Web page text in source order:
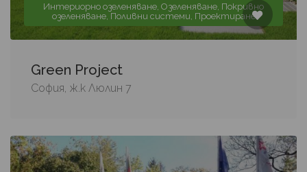
Интериорно озеленяване, Озеленяване, Покривно
озеленяване, Поливни системи, Проектиране
Green Project
София, ж.к Люлин 7